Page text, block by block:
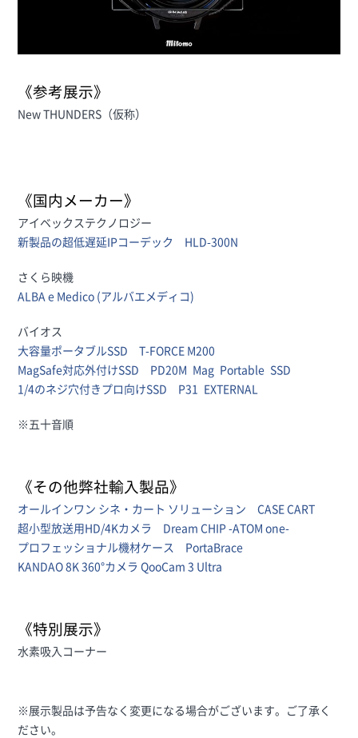
《参考展示》
New THUNDERS（仮称）
《国内メーカー》
アイベックステクノロジー
新製品の超低遅延IPコーデック HLD-300N
さくら映機
ALBA e Medico (アルバエメディコ)
バイオス
大容量ポータブルSSD T-FORCE M200
MagSafe対応外付けSSD PD20M Mag Portable SSD
1/4のネジ穴付きプロ向けSSD P31 EXTERNAL
※五十音順
《その他弊社輸入製品》
オールインワン シネ・カート ソリューション CASE CART
超小型放送用HD/4Kカメラ Dream CHIP -ATOM one-
プロフェッショナル機材ケース PortaBrace
KANDAO 8K 360°カメラ QooCam 3 Ultra
《特別展示》
水素吸入コーナー
※展示製品は予告なく変更になる場合がございます。ご了承く
ださい。